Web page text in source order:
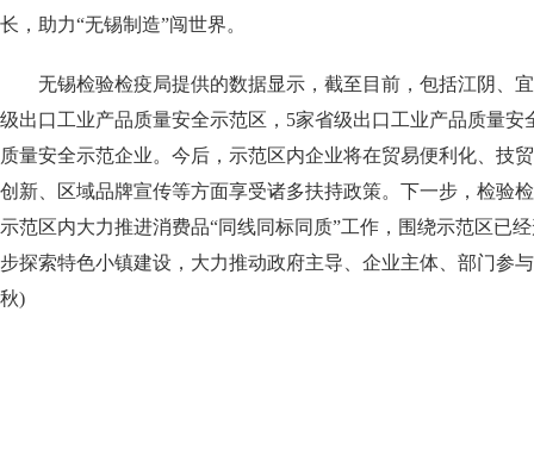
长，助力“无锡制造”闯世界。
无锡检验检疫局提供的数据显示，截至目前，包括江阴、宜
级出口工业产品质量安全示范区，5家省级出口工业产品质量安
质量安全示范企业。今后，示范区内企业将在贸易便利化、技
创新、区域品牌宣传等方面享受诸多扶持政策。下一步，检验
示范区内大力推进消费品“同线同标同质”工作，围绕示范区已
步探索特色小镇建设，大力推动政府主导、企业主体、部门参
秋)